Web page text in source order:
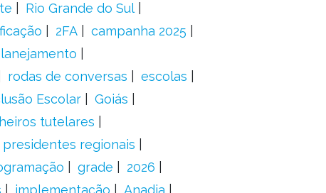
Rio Grande do Sul
2FA
campanha 2025
rodas de conversas
escolas
Escolar
Goiás
tutelares
presidentes regionais
grade
2026
implementação Anadia